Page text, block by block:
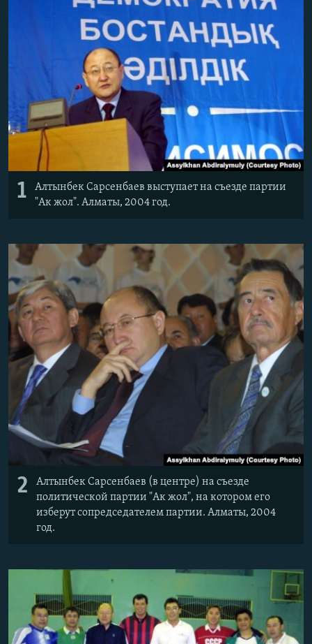
1
Алтынбек Сарсенбаев выступает на съезде партии
"Ак жол". Алматы, 2004 год.
2
Алтынбек Сарсенбаев (в центре) на съезде
политической партии "Ак жол", на котором его
изберут сопредседателем партии. Алматы, 2004
год.